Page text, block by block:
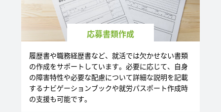
応募書類作成
履歴書や職務経歴書など、就活では欠かせない書類
の作成をサポートしています。必要に応じて、自身
の障害特性や必要な配慮について詳細な説明を記載
するナビゲーションブックや就労パスポート作成時
の支援も可能です。